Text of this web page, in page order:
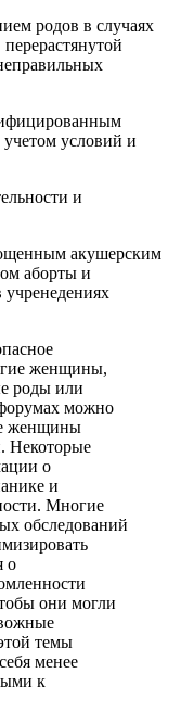
родов в случаях
условий и
и
акушерским
аборты и
учренедениях
женщины,
роды или
можно
женщины
Некоторые
о
и
Многие
обследований
о
они могли
темы
менее
к